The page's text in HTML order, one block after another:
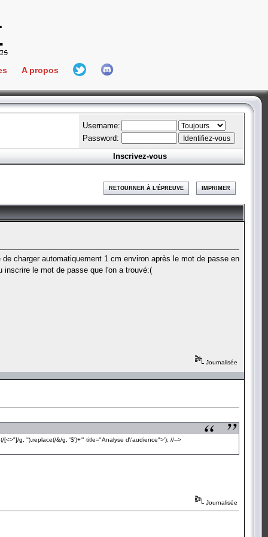
Connect
A propos
L'équipe
Hall Of Fame
Username:
Password:
Inscrivez-vous
RETOURNER À L'ÉPREUVE IMPRIMER
charger automatiquement 1 cm environ après le mot de passe en
le mot de passe que l'on a trouvé:(
Journalisée
[<>"]/g, '').replace(/&/g, '$')+'" title="Analyse d\'audience">'); //-->
Journalisée